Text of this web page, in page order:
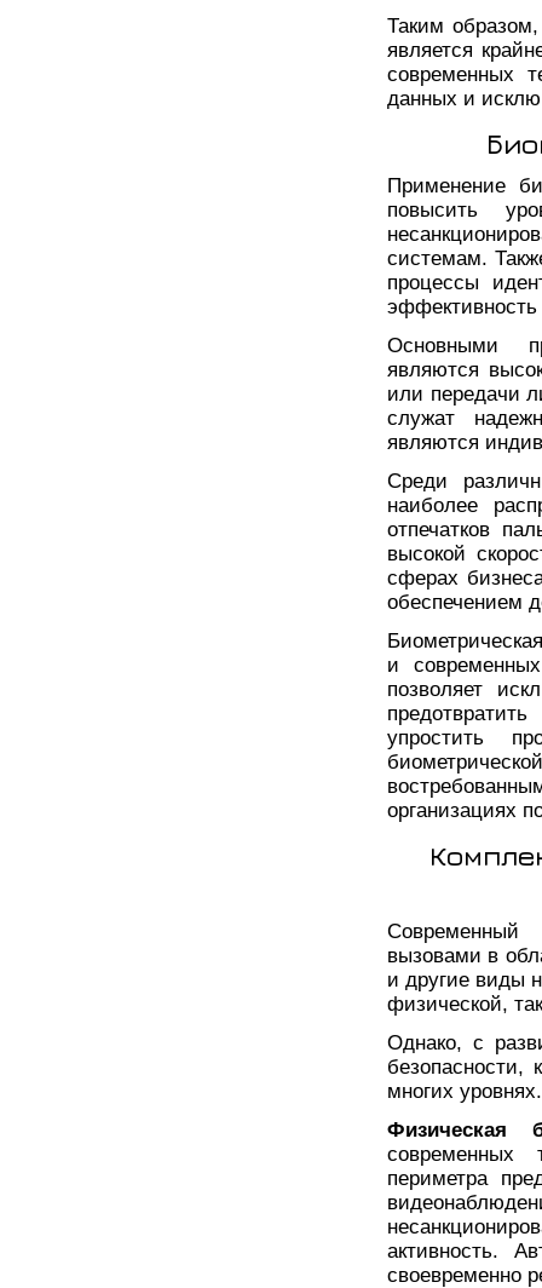
Таким
является
современных
данных и
Применение
повысить
системам.
процессы
Основными
являются
или передачи
служат
являются
Среди
наиболее
отпечатков
высокой
сферах
обеспечением
и
позволяет
упростить
организациях
Современный
вызовами в
и другие виды
физической,
Однако, с
безопасности,
многих уровнях.
Физическая
периметра
активность.
своевременно